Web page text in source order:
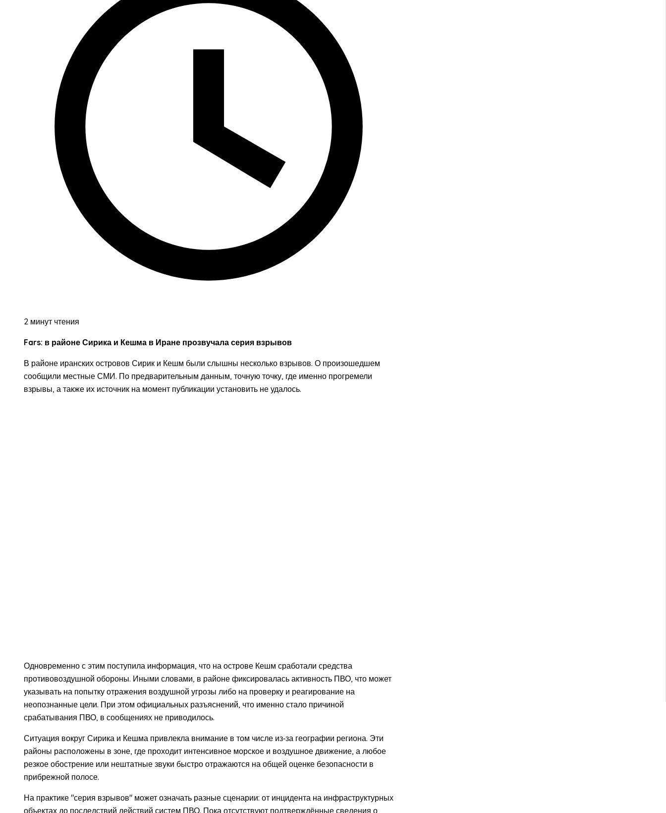
2 минут чтения
Fars: в районе Сирика и Кешма в Иране прозвучала серия взрывов
В районе иранских островов Сирик и Кешм были слышны несколько взрывов. О произошедшем
сообщили местные СМИ. По предварительным данным, точную точку, где именно прогремели
взрывы, а также их источник на момент публикации установить не удалось.
Одновременно с этим поступила информация, что на острове Кешм сработали средства
противовоздушной обороны. Иными словами, в районе фиксировалась активность ПВО, что может
указывать на попытку отражения воздушной угрозы либо на проверку и реагирование на
неопознанные цели. При этом официальных разъяснений, что именно стало причиной
срабатывания ПВО, в сообщениях не приводилось.
Ситуация вокруг Сирика и Кешма привлекла внимание в том числе из‑за географии региона. Эти
районы расположены в зоне, где проходит интенсивное морское и воздушное движение, а любое
резкое обострение или нештатные звуки быстро отражаются на общей оценке безопасности в
прибрежной полосе.
На практике "серия взрывов" может означать разные сценарии: от инцидента на инфраструктурных
объектах до последствий действий систем ПВО. Пока отсутствуют подтверждённые сведения о